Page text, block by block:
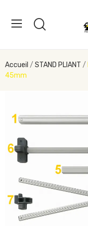
Accueil STAND PLIANT
45mm